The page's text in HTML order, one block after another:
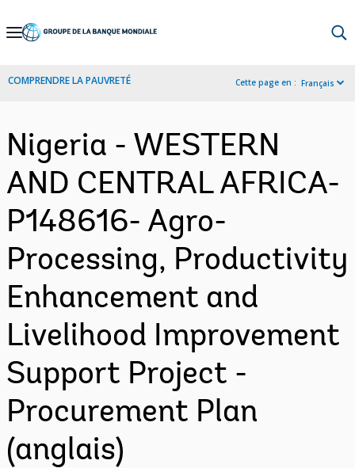
Skip
Navigation
COMPRENDRE LA PAUVRETÉ Cette page en : Français
Nigeria - WESTERN
AND CENTRAL AFRICA-
P148616- Agro-
Processing, Productivity
Enhancement and
Livelihood Improvement
Support Project -
Procurement Plan
(anglais)